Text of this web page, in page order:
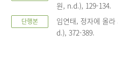
원, n.d.), 129-134.
단행본
임연태, 정자에 올
d.), 372-389.